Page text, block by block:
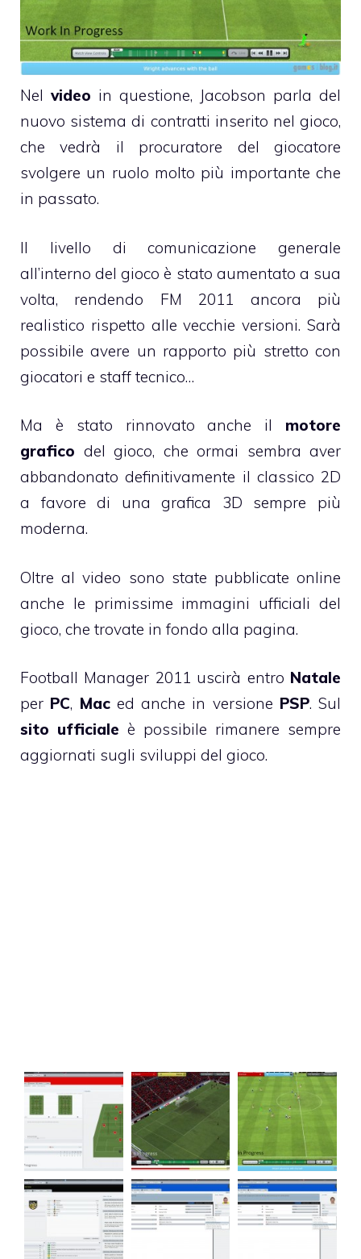
Nel video in questione, Jacobson parla del
nuovo sistema di contratti inserito nel gioco,
che vedrà il procuratore del giocatore
svolgere un ruolo molto più importante che
in passato.
Il livello di comunicazione generale
all’interno del gioco è stato aumentato a sua
volta, rendendo FM 2011 ancora più
realistico rispetto alle vecchie versioni. Sarà
possibile avere un rapporto più stretto con
giocatori e staff tecnico…
Ma è stato rinnovato anche il motore
grafico del gioco, che ormai sembra aver
abbandonato definitivamente il classico 2D
a favore di una grafica 3D sempre più
moderna.
Oltre al video sono state pubblicate online
anche le primissime immagini ufficiali del
gioco, che trovate in fondo alla pagina.
Football Manager 2011 uscirà entro Natale
per PC, Maced anche in versione PSP. Sul
sito ufficiale è possibile rimanere sempre
aggiornati sugli sviluppi del gioco.